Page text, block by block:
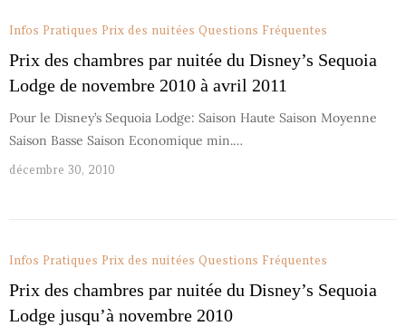
Infos Pratiques Prix des nuitées Questions Fréquentes
Prix des chambres par nuitée du Disney’s Sequoia
Lodge de novembre 2010 à avril 2011
Pour le Disney’s Sequoia Lodge: Saison Haute Saison Moyenne
Saison Basse Saison Economique min.…
décembre 30, 2010
Infos Pratiques Prix des nuitées Questions Fréquentes
Prix des chambres par nuitée du Disney’s Sequoia
Lodge jusqu’à novembre 2010